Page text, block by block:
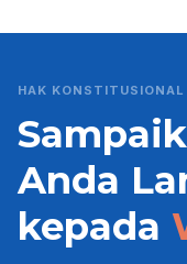
HAK KONSTITUSIONAL
Anda
kepada